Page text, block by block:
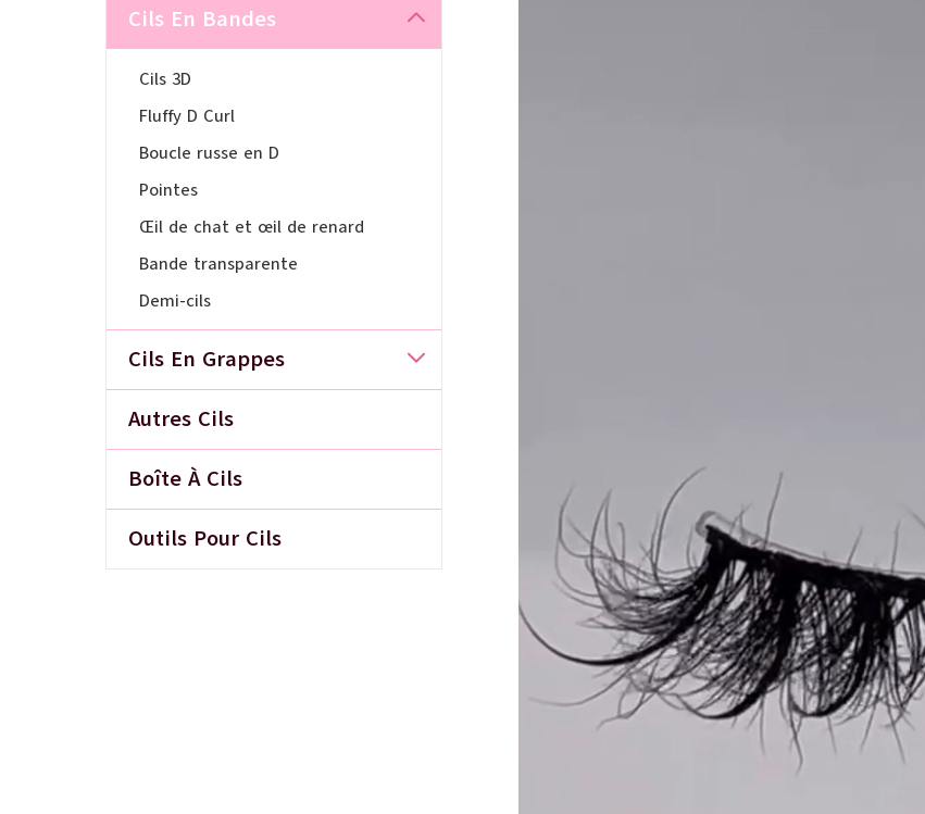
Cils En Bandes
Cils 3D
Fluffy D Curl
Boucle russe en D
Pointes
Œil de chat et œil de renard
Bande transparente
Demi-cils
Cils En Grappes
Autres Cils
Boîte À Cils
Outils Pour Cils